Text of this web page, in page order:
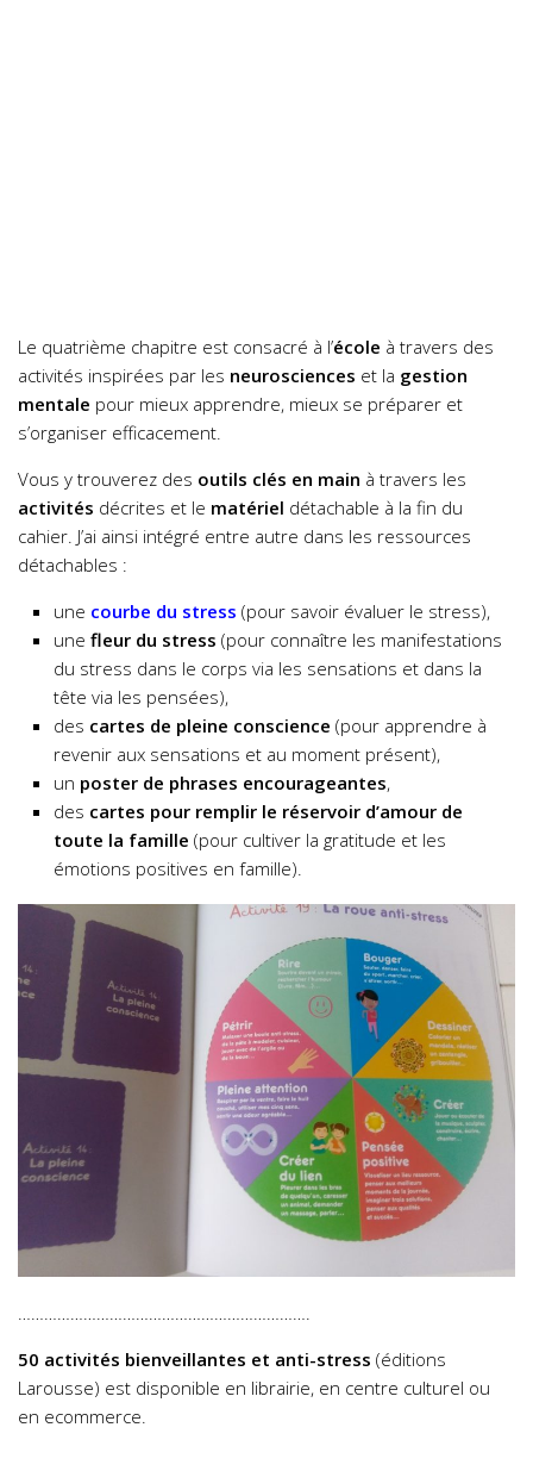
Le quatrième chapitre est consacré à l’école à travers des
activités inspirées par les neurosciences et la gestion
mentale pour mieux apprendre, mieux se préparer et
s’organiser efficacement.
Vous y trouverez des outils clés en main à travers les
activités décrites et le matériel détachable à la fin du
cahier. J’ai ainsi intégré entre autre dans les ressources
détachables :
une courbe du stress (pour savoir évaluer le stress),
une fleur du stress (pour connaître les manifestations
du stress dans le corps via les sensations et dans la
tête via les pensées),
des cartes de pleine conscience (pour apprendre à
revenir aux sensations et au moment présent),
un poster de phrases encourageantes,
des cartes pour remplir le réservoir d’amour de
toute la famille (pour cultiver la gratitude et les
émotions positives en famille).
………………………………………………………….
50 activités bienveillantes et anti-stress (éditions
Larousse) est disponible en librairie, en centre culturel ou
en ecommerce.